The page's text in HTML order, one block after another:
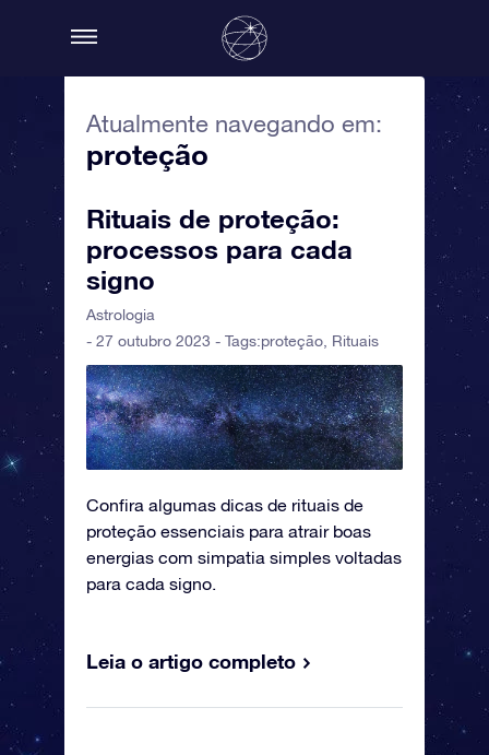
Atualmente navegando em:
proteção
Rituais de proteção:
processos para cada
signo
Astrologia
- 27 outubro 2023 - Tags:proteção Rituais
Confira algumas dicas de rituais de
proteção essenciais para atrair boas
energias com simpatia simples voltadas
para cada signo.
Leia o artigo completo